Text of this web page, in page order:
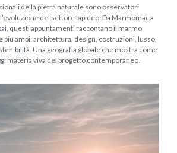
della pietra naturale sono osservatori
del settore lapideo. Da Marmomac a
questi appuntamenti raccontano il marmo
più ampi: architettura, design, costruzioni, lusso,
Una geografia globale che mostra come
materia viva del progetto contemporaneo.